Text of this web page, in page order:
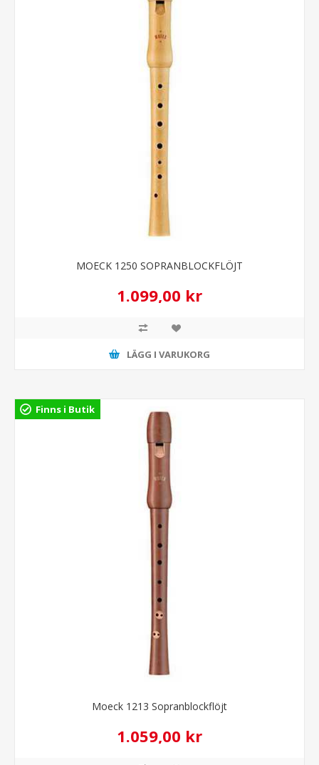
MOECK 1250 SOPRANBLOCKFLÖJT
1.099,00 kr
LÄGG I VARUKORG
Finns i Butik
Moeck 1213 Sopranblockflöjt
1.059,00 kr